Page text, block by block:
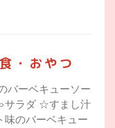
・おやつ
ーベキューソー
サラダ ☆すまし汁
のバーベキュー